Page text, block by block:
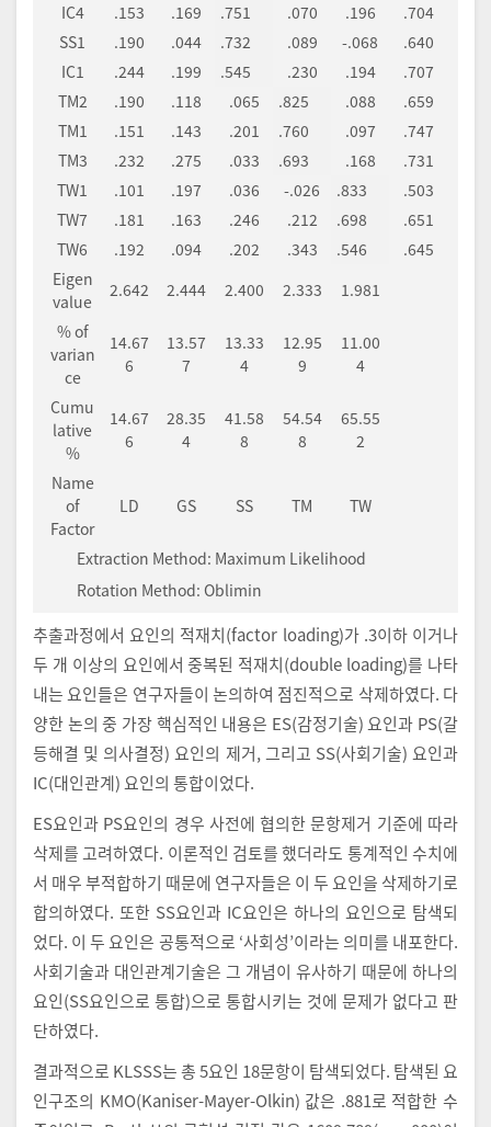
IC4
.153 .169 .751 .070 .196
.704
SS1
.190 .044 .732 .089 -.068
.640
IC1
.244 .199 .545 .230 .194
.707
TM2
.190 .118 .065 .825 .088
.659
TM1
.151 .143 .201 .760 .097
.747
TM3
.232 .275 .033 .693 .168
.731
TW1
.101 .197 .036 -.026 .833
.503
TW7
.181 .163 .246 .212 .698
.651
TW6
.192 .094 .202 .343 .546
.645
Eigen
value
2.642 2.444 2.400 2.333
1.981
% of
varian
ce
14.67
6
13.57
7
13.33
4
12.95
9
11.00
4
Cumu
lative
%
14.67
6
28.35
4
41.58
8
54.54
8
65.55
2
Name
of
Factor
LD GS SS TM TW
Extraction Method: Maximum Likelihood
Rotation Method: Oblimin
추출과정에서 요인의 적재치(factor loading)가 .3이하 이거나
두 개 이상의 요인에서 중복된 적재치(double loading)를 나타
내는 요인들은 연구자들이 논의하여 점진적으로 삭제하였다. 다
양한 논의 중 가장 핵심적인 내용은 ES(감정기술) 요인과 PS(갈
등해결 및 의사결정) 요인의 제거, 그리고 SS(사회기술) 요인과
IC(대인관계) 요인의 통합이었다.
ES요인과 PS요인의 경우 사전에 협의한 문항제거 기준에 따라
삭제를 고려하였다. 이론적인 검토를 했더라도 통계적인 수치에
서 매우 부적합하기 때문에 연구자들은 이 두 요인을 삭제하기로
합의하였다. 또한 SS요인과 IC요인은 하나의 요인으로 탐색되
었다. 이 두 요인은 공통적으로 ‘사회성’이라는 의미를 내포한다.
사회기술과 대인관계기술은 그 개념이 유사하기 때문에 하나의
요인(SS요인으로 통합)으로 통합시키는 것에 문제가 없다고 판
단하였다.
결과적으로 KLSSS는 총 5요인 18문항이 탐색되었다. 탐색된 요
인구조의 KMO(Kaniser-Mayer-Olkin) 값은 .881로 적합한 수